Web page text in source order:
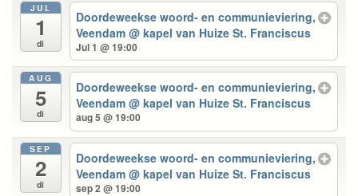
JUL
1
di
Doordeweekse woord- en communieviering,
Veendam@ kapel van Huize St. Franciscus
Jul 1 @ 19:00
AUG
5
di
Doordeweekse woord- en communieviering,
Veendam@ kapel van Huize St. Franciscus
aug 5 @ 19:00
SEP
2
di
Doordeweekse woord- en communieviering,
Veendam@ kapel van Huize St. Franciscus
sep 2 @ 19:00